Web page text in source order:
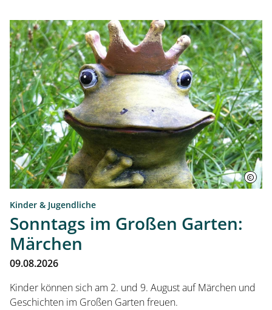
Kinder & Jugendliche
Sonntags im Großen Garten:
Märchen
09.08.2026
Kinder können sich am 2. und 9. August auf Märchen und
Geschichten im Großen Garten freuen.